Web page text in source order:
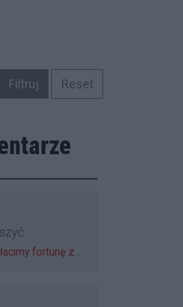
Filtruj Reset
komentarza:
polski obiad?! Ceny ziemniaków w skupach skoczyły o 265 procent!